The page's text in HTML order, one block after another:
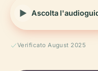
Ascolta
Verificato August 2025